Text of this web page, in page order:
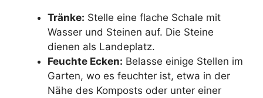
Tränke: Stelle eine flache Schale mit
Wasser und Steinen auf. Die Steine
dienen als Landeplatz.
Feuchte Ecken: Belasse einige Stellen im
Garten, wo es feuchter ist, etwa in der
Nähe des Komposts oder unter einer